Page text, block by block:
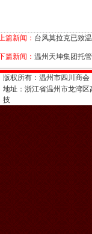
篇新闻： 台风莫拉克已致
篇新闻： 温州天坤集团托
版权所有：温州市四川商
地址：浙江省温州市龙湾
技